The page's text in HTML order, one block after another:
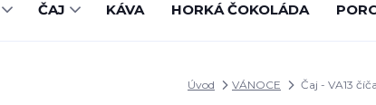
ČAJ KÁVA HORKÁ ČOKOLÁDA
Úvod VÁNOCE Čaj - VA13